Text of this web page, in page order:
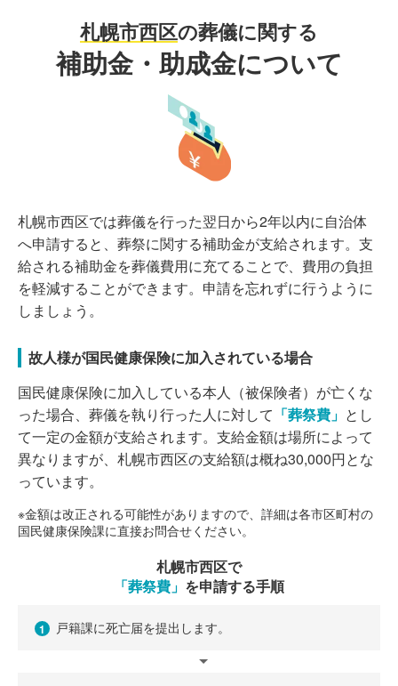
札幌市西区の葬儀に関する
補助金・助成金について
札幌市西区では葬儀を行った翌日から2年以内に自治体
へ申請すると、葬祭に関する補助金が支給されます。支
給される補助金を葬儀費用に充てることで、費用の負担
を軽減することができます。申請を忘れずに行うように
しましょう。
故人様が国民健康保険に加入されている場合
国民健康保険に加入している本人（被保険者）が亡くな
った場合、葬儀を執り行った人に対して 「葬祭費」 とし
て一定の金額が支給されます。支給金額は場所によって
異なりますが、札幌市西区の支給額は概ね30,000円とな
っています。
※金額は改正される可能性がありますので、詳細は各市区町村の
国民健康保険課に直接お問合せください。
札幌市西区で
「葬祭費」 を申請する手順
1 戸籍課に死亡届を提出します。